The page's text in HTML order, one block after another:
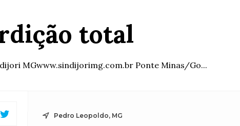
total
MGwww.sindijorimg.com.br Ponte Minas/Go...
Pedro Leopoldo, MG